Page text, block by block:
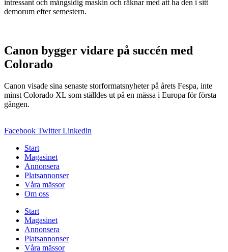
intressant och mångsidig maskin och räknar med att ha den i sitt
demorum efter semestern.
Canon bygger vidare på succén med
Colorado
Canon visade sina senaste storformatsnyheter på årets Fespa, inte
minst Colorado XL som ställdes ut på en mässa i Europa för första
gången.
Facebook Twitter Linkedin
Start
Magasinet
Annonsera
Platsannonser
Våra mässor
Om oss
Start
Magasinet
Annonsera
Platsannonser
Våra mässor